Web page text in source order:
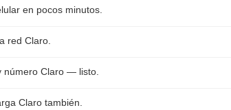
en pocos minutos.
red Claro.
número Claro — listo.
Claro también.